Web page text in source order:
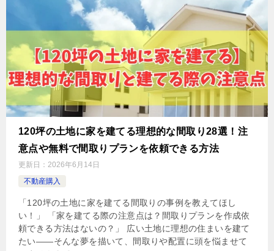
120坪の土地に家を建てる理想的な間取り28選！注
意点や無料で間取りプランを依頼できる方法
更新日： 2026年6月14日
不動産購入
「120坪の土地に家を建てる間取りの事例を教えてほし
い！」 「家を建てる際の注意点は？間取りプランを作成依
頼できる方法はないの？」 広い土地に理想の住まいを建て
たい——そんな夢を描いて、間取りや配置に頭を悩ませて